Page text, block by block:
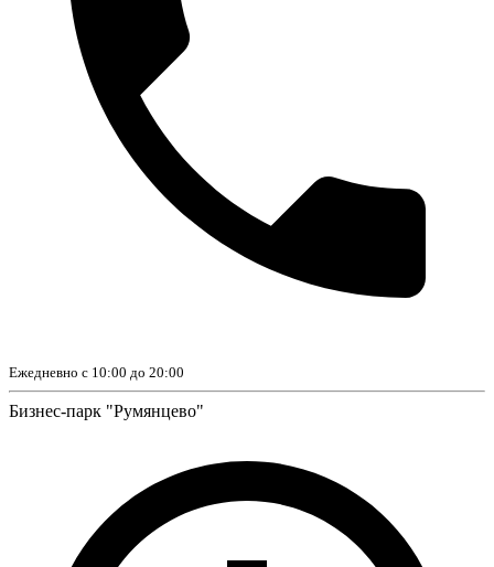
Ежедневно с 10:00 до 20:00
Бизнес-парк "Румянцево"